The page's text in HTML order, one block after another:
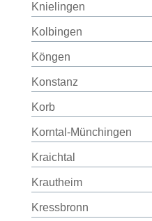
Knielingen
Kolbingen
Köngen
Konstanz
Korb
Korntal-Münchingen
Kraichtal
Krautheim
Kressbronn